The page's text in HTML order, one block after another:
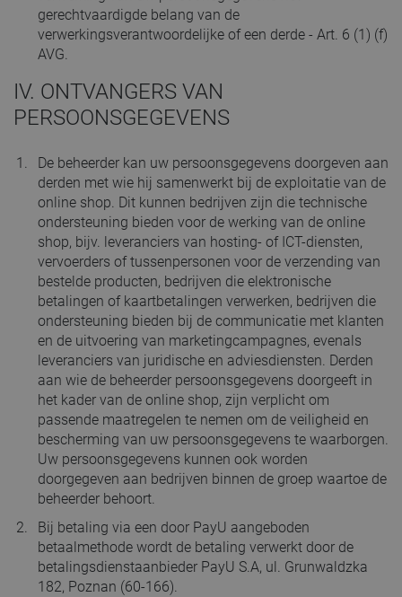
gerechtvaardigde belang van de
verwerkingsverantwoordelijke of een derde - Art. 6 (1) (f)
AVG.
IV. ONTVANGERS VAN
PERSOONSGEGEVENS
De beheerder kan uw persoonsgegevens doorgeven aan
derden met wie hij samenwerkt bij de exploitatie van de
online shop. Dit kunnen bedrijven zijn die technische
ondersteuning bieden voor de werking van de online
shop, bijv. leveranciers van hosting- of ICT-diensten,
vervoerders of tussenpersonen voor de verzending van
bestelde producten, bedrijven die elektronische
betalingen of kaartbetalingen verwerken, bedrijven die
ondersteuning bieden bij de communicatie met klanten
en de uitvoering van marketingcampagnes, evenals
leveranciers van juridische en adviesdiensten. Derden
aan wie de beheerder persoonsgegevens doorgeeft in
het kader van de online shop, zijn verplicht om
passende maatregelen te nemen om de veiligheid en
bescherming van uw persoonsgegevens te waarborgen.
Uw persoonsgegevens kunnen ook worden
doorgegeven aan bedrijven binnen de groep waartoe de
beheerder behoort.
Bij betaling via een door PayU aangeboden
betaalmethode wordt de betaling verwerkt door de
betalingsdienstaanbieder PayU S.A, ul. Grunwaldzka
182, Poznan (60-166).